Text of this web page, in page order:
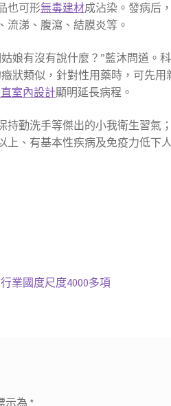
也可形無毒建材成沾染。發病后
流涕、腹瀉、結膜炎等。
娘有沒有說什麼？”藍沐問道。
狀類似，針對性用藥時，可先
室內設計顯明延長病程。
勤洗手等傑出的小我衛生習氣
、有基本性疾病及免疫力低下
業國度尺度4000多項
示為 *